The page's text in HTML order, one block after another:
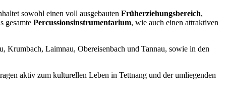
sowohl einen voll ausgebauten Früherziehungsbereich,
gesamte Percussionsinstrumentarium, wie auch einen attraktiven
Krumbach, Laimnau, Obereisenbach und Tannau, sowie in den
aktiv zum kulturellen Leben in Tettnang und der umliegenden